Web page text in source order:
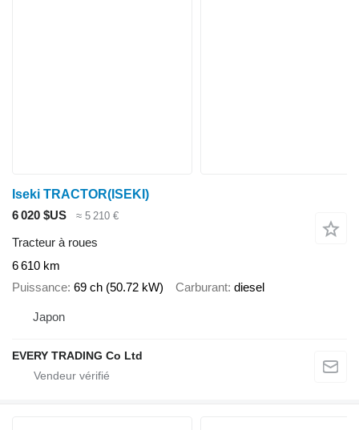
Iseki TRACTOR(ISEKI)
6 020 $US
≈ 5 210 €
Tracteur à roues
6 610 km
Puissance 69 ch (50.72 kW) Carburant diesel
Japon
EVERY TRADING Co Ltd